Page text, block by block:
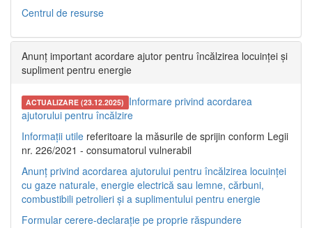
Centrul de resurse
Anunț important acordare ajutor pentru încălzirea locuinței și
supliment pentru energie
ACTUALIZARE (23.12.2025) Informare privind acordarea
ajutorului pentru încălzire
Informații utile referitoare la măsurile de sprijin conform Legii
nr. 226/2021 - consumatorul vulnerabil
Anunț privind acordarea ajutorului pentru încălzirea locuinței
cu gaze naturale, energie electrică sau lemne, cărbuni,
combustibili petrolieri și a suplimentului pentru energie
Formular cerere-declarație pe proprie răspundere